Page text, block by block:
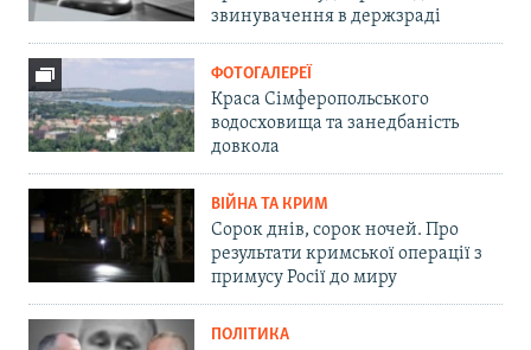
звинувачення в держзраді
ФОТОГАЛЕРЕЇ
Краса Сімферопольського
водосховища та занедбаність
довкола
ВІЙНА ТА КРИМ
Сорок днів, сорок ночей. Про
результати кримської операції з
примусу Росії до миру
ПОЛІТИКА